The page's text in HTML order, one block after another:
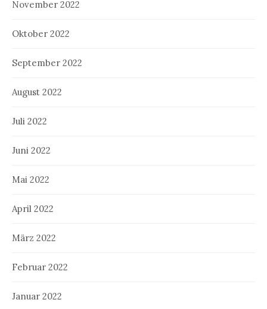
November 2022
Oktober 2022
September 2022
August 2022
Juli 2022
Juni 2022
Mai 2022
April 2022
März 2022
Februar 2022
Januar 2022